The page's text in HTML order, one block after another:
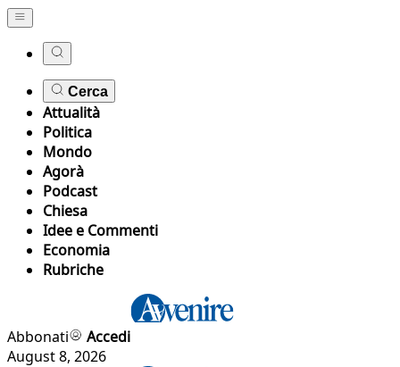
Cerca
Attualità
Politica
Mondo
Agorà
Podcast
Chiesa
Idee e Commenti
Economia
Rubriche
Abbonati
Accedi
August 8, 2026